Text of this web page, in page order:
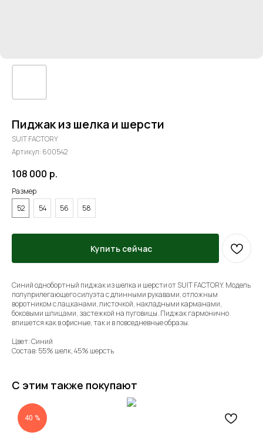
Пиджак из шелка и шерсти
SUIT FACTORY
Артикул: 600542
108 000 р.
Размер
52
54 56 58
Купить сейчас
Синий однобортный пиджак из шелка и шерсти от SUIT FACTORY. Модель
полуприлегающего силуэта с длинными рукавами, отложным
воротником с лацканами, листочкой, накладными карманами,
боковыми шлицами, застежкой на пуговицы. Пиджак гармонично
впишется как в офисные, так и в повседневные образы.
Цвет: Синий
Состав: 55% шелк, 45% шерсть
С этим также покупают
40 %